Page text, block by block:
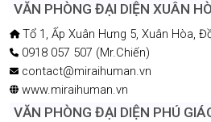
VĂN PHÒNG ĐẠI DIỆN XUÂN
Tổ 1, Ấp Xuân Hưng 5, Xuân Hòa,
0918 057 507 (Mr.Chiến)
contact@miraihuman.vn
www.miraihuman.vn
VĂN PHÒNG ĐẠI DIỆN PHÚ